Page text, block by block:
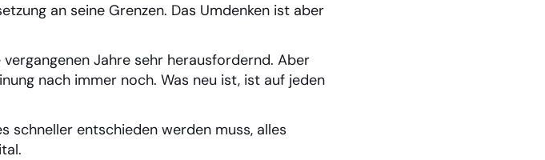
an seine Grenzen. Das Umdenken ist aber
Jahre sehr herausfordernd. Aber
nach immer noch. Was neu ist, ist auf jeden
schneller entschieden werden muss, alles